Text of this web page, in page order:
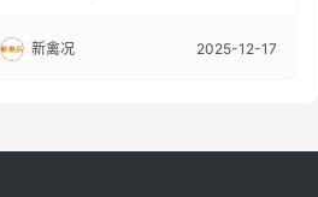
新禽况 2025-12-17